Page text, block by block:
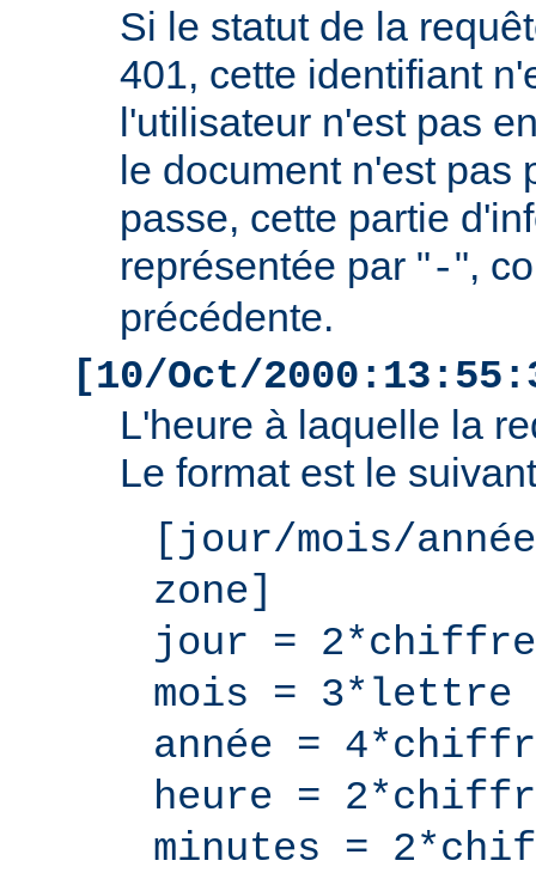
Si le statut de la
401, cette identifiant
l'utilisateur n'est pas
le document n'est pas
passe, cette partie
représentée par "-",
précédente.
[10/Oct/
L'heure à laquelle la
Le format est le
[jour/mois/
zone]
jour = 2*chiffre
mois = 3*lettre
année =
heure =
minutes =